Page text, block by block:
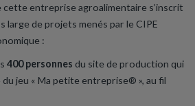
cette entreprise agroalimentaire s’inscrit
large de projets menés par le CIPE
:
400 personnes du site de production qui
du jeu « Ma petite entreprise® », au fil